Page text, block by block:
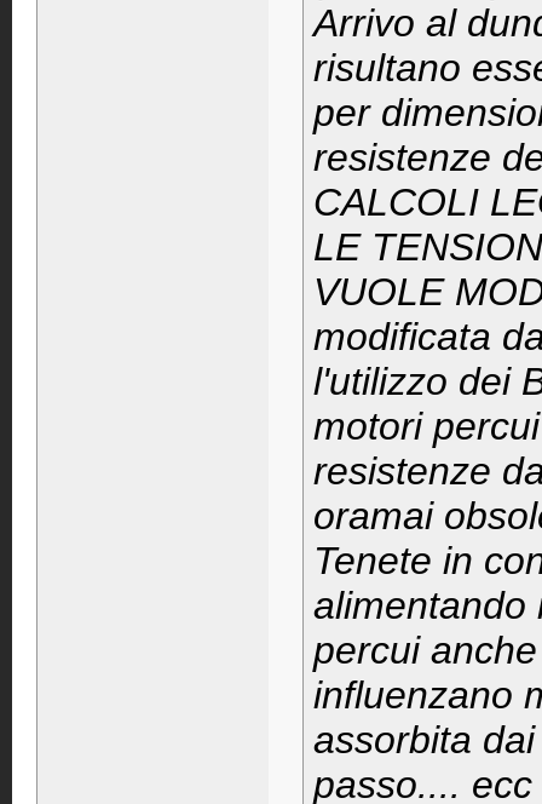
Arrivo al
risultano
per
resistenze
CALCOLI
LE
VUOLE
modificata
l'utilizzo dei
motori
resistenze
oramai
Tenete in
alimentando
percui
influenzano
assorbita
passo....